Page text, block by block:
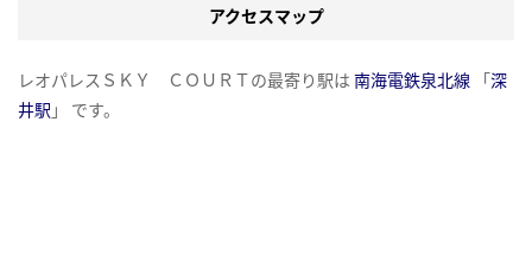
アクセスマップ
レオパレスＳＫＹ ＣＯＵＲＴの最寄り駅は 南海電鉄泉北線 「深
井駅 」 です。